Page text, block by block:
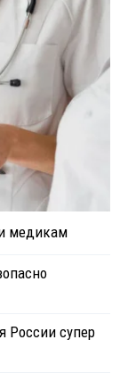
медикам
России супер